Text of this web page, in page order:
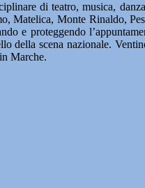
di teatro, musica,
Matelica, Monte Rinaldo,
e proteggendo
della scena nazionale.
Marche.